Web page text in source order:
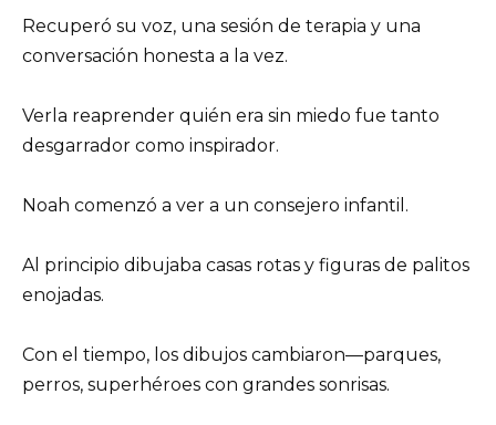
Recuperó su voz, una sesión de terapia y una
conversación honesta a la vez.
Verla reaprender quién era sin miedo fue tanto
desgarrador como inspirador.
Noah comenzó a ver a un consejero infantil.
Al principio dibujaba casas rotas y figuras de palitos
enojadas.
Con el tiempo, los dibujos cambiaron—parques,
perros, superhéroes con grandes sonrisas.